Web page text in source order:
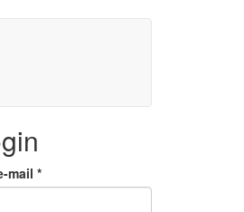
mail *